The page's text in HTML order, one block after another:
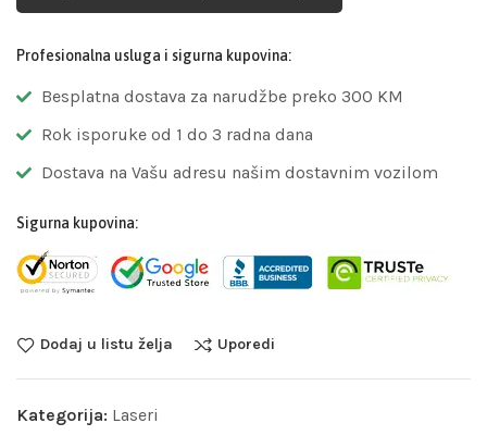
Profesionalna usluga i sigurna kupovina:
Besplatna dostava za narudžbe preko 300 KM
Rok isporuke od 1 do 3 radna dana
Dostava na Vašu adresu našim dostavnim vozilom
Sigurna kupovina:
Dodaj u listu želja Uporedi
Kategorija: Laseri